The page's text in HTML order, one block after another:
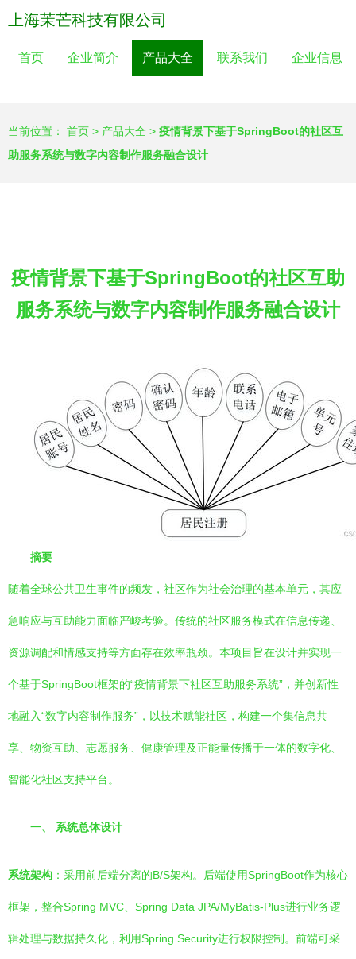
上海茉芒科技有限公司
首页 企业简介 产品大全 联系我们 企业信息
当前位置： 首页 > 产品大全 > 疫情背景下基于SpringBoot的社区互
助服务系统与数字内容制作服务融合设计
疫情背景下基于SpringBoot的社区互助
服务系统与数字内容制作服务融合设计
摘要
随着全球公共卫生事件的频发，社区作为社会治理的基本单元，其应
急响应与互助能力面临严峻考验。传统的社区服务模式在信息传递、
资源调配和情感支持等方面存在效率瓶颈。本项目旨在设计并实现一
个基于SpringBoot框架的“疫情背景下社区互助服务系统”，并创新性
地融入“数字内容制作服务”，以技术赋能社区，构建一个集信息共
享、物资互助、志愿服务、健康管理及正能量传播于一体的数字化、
智能化社区支持平台。
一、 系统总体设计
系统架构 ：采用前后端分离的B/S架构。后端使用SpringBoot作为核心
框架，整合Spring MVC、Spring Data JPA/MyBatis-Plus进行业务逻
辑处理与数据持久化，利用Spring Security进行权限控制。前端可采